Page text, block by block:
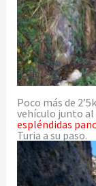
Poco más de
vehículo junto
espléndidas
Turia a su paso.